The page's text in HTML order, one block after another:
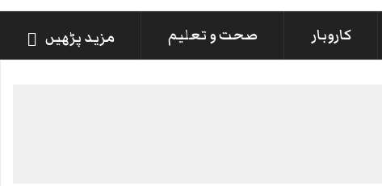
کاروبار صحت و تعلیم مزید پڑھیں